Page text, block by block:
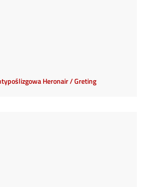
Heronair / Greting